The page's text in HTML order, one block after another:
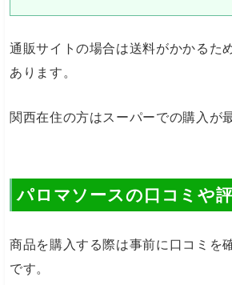
通販サイトの場合は送料がかかるた
あります。
関西在住の方はスーパーでの購入が
パロマソースの口コミや
商品を購入する際は事前に口コミを
です。